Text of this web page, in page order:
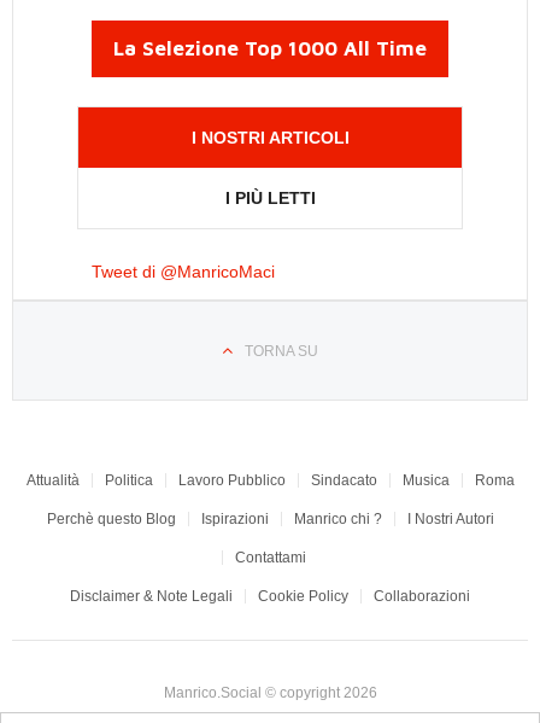
La Selezione Top 1000 All Time
I NOSTRI ARTICOLI
I PIÙ LETTI
Tweet di @ManricoMaci
TORNA SU
Attualità Politica Lavoro Pubblico Sindacato Musica Roma
Perchè questo Blog Ispirazioni Manrico chi ? I Nostri Autori
Contattami
Disclaimer & Note Legali Cookie Policy Collaborazioni
Manrico.Social © copyright 2026